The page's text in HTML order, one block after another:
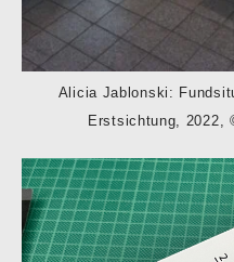
Alicia Jablonski:
Erstsichtung, 2022,